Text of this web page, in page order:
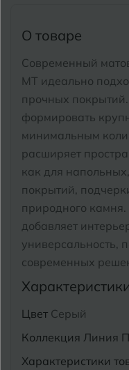
О товаре
Современный
MT идеально
прочных покрытий.
формировать
минимальным
расширяет
как для
покрытий,
природного камня.
добавляет
универсальность,
современных
Характеристики
Цвет Серый
Коллекция Линия
Характеристики
Ижевск
Казань
Кемерово
Ковров
Кострома
Котлас
Курган
Курганинск